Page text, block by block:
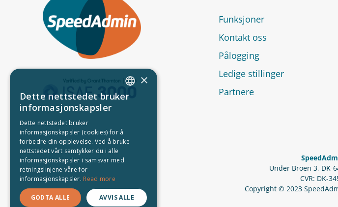
Funksjoner
Kontakt oss
Pålogging
Ledige stillinger
Partnere
Under Broen 3, DK-
CVR: DK-
Copyright © 2023
ENGLISH
GERMAN
SWEDISH
×
Dette nettstedet bruker
informasjonskapsler
Dette nettstedet bruker
informasjonskapsler (cookies) for å
forbedre din opplevelse. Ved å bruke
nettstedet vårt samtykker du i alle
informasjonskapsler i samsvar med
retningslinjene våre for
informasjonskapsler. Read more
GODTA ALLE AVVIS ALLE